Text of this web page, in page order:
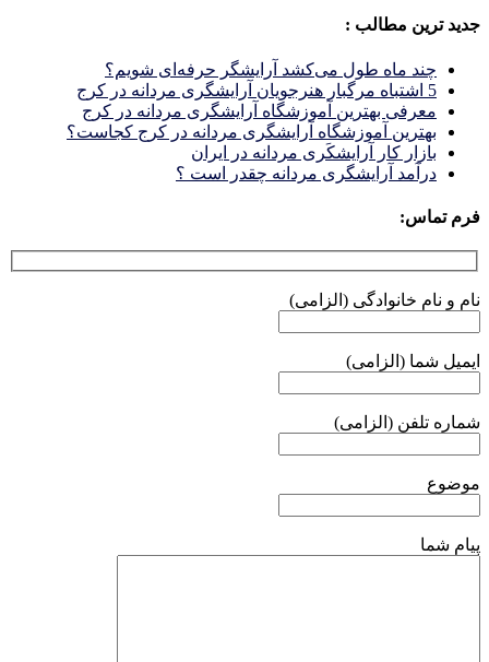
جدید ترین مطالب :
چند ماه طول می‌کشد آرایشگر حرفه‌ای شویم؟
5 اشتباه مرگبار هنرجویان آرایشگری مردانه در کرج
معرفی بهترین آموزشگاه آرایشگری مردانه در کرج
بهترین آموزشگاه آرایشگری مردانه در کرج کجاست؟
بازار كار آرايشكَرى مردانه در ايران
درآمد آرایشگری مردانه چقدر است ؟
فرم تماس:
نام و نام خانوادگی (الزامی)
ایمیل شما (الزامی)
شماره تلفن (الزامی)
موضوع
پیام شما